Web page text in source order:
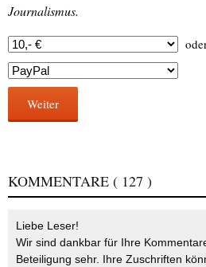
Journalismus.
Weiter
KOMMENTARE ( 127 )
Liebe Leser!
Wir sind dankbar für Ihre
Beteiligung sehr. Ihre Zuschriften